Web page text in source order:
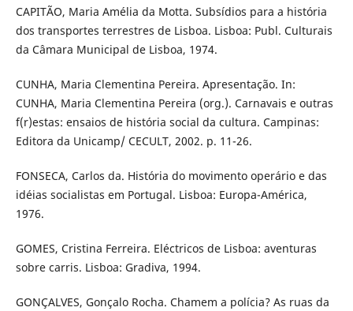
CAPITÃO, Maria Amélia da Motta. Subsídios para a história
dos transportes terrestres de Lisboa. Lisboa: Publ. Culturais
da Câmara Municipal de Lisboa, 1974.
CUNHA, Maria Clementina Pereira. Apresentação. In:
CUNHA, Maria Clementina Pereira (org.). Carnavais e outras
f(r)estas: ensaios de história social da cultura. Campinas:
Editora da Unicamp/ CECULT, 2002. p. 11-26.
FONSECA, Carlos da. História do movimento operário e das
idéias socialistas em Portugal. Lisboa: Europa-América,
1976.
GOMES, Cristina Ferreira. Eléctricos de Lisboa: aventuras
sobre carris. Lisboa: Gradiva, 1994.
GONÇALVES, Gonçalo Rocha. Chamem a polícia? As ruas da